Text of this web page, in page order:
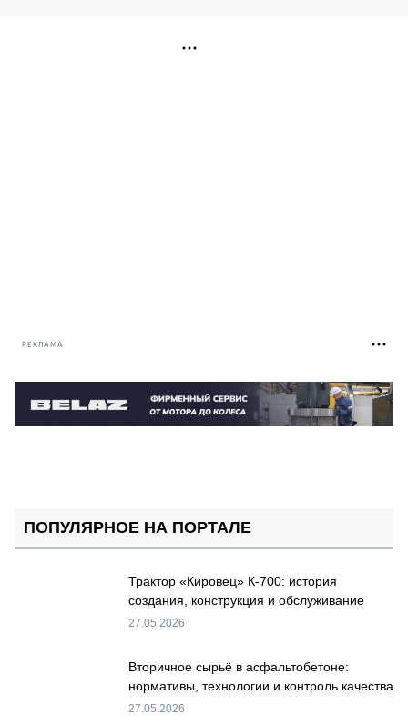
РЕКЛАМА
ПОПУЛЯРНОЕ НА ПОРТАЛЕ
Трактор «Кировец» К-700: история
создания, конструкция и обслуживание
27.05.2026
Вторичное сырьё в асфальтобетоне:
нормативы, технологии и контроль качества
27.05.2026